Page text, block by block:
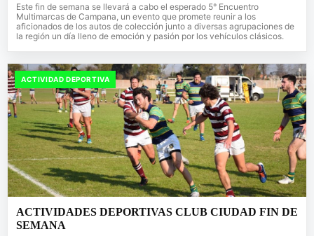
Este fin de semana se llevará a cabo el esperado 5° Encuentro
Multimarcas de Campana, un evento que promete reunir a los
aficionados de los autos de colección junto a diversas agrupaciones de
la región un día lleno de emoción y pasión por los vehículos clásicos.
ACTIVIDAD DEPORTIVA
ACTIVIDADES DEPORTIVAS CLUB CIUDAD FIN DE
SEMANA